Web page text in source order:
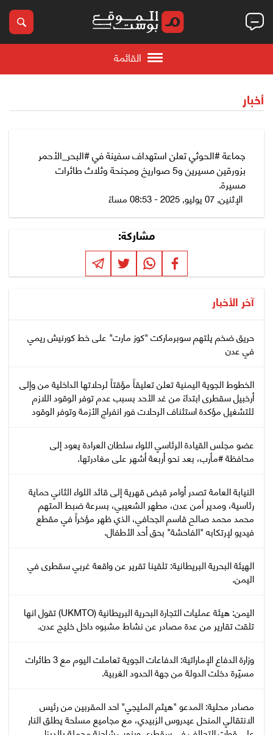
القائمة
أخبار
جماعة #الحوثي تعلن استهداف سفينة في #البحر_الأحمر
بزورقين مسيرين و5 صواريخ ومجنحة وثلاث طائرات
مسيرة.
الإثنين, 07 يوليو, 2025 - 08:53 مساءً
مشاركة:
آخر الأخبار
حريق ضخم يلتهم سوبرماركت "كوز مارت" على خط كورنيش ريمي
في عدن
الخطوط الجوية اليمنية تعلن تعليقاً مؤقتاً لرحلاتها الداخلية من وإلى
أرخبيل سقطرى ابتداءً من غد الأحد بسبب عدم توفر الوقود اللازم
للتشغيل مؤكدة استئناف الرحلات فور انفراج الأزمة وتوفر الوقود
عضو مجلس القيادة الرئاسي اللواء سلطان العرادة يعود إلى
محافظة #مأرب، بعد نحو أربعة أشهر على مغادرتها.
النيابة العامة تصدر أوامر قبض قهرية إلى قائد اللواء الثاني حماية
رئاسية، ومدير أمن عدن، مطهر الشعيبي، بسرعة ضبط المتهم
محمد محمد صالح قاسم الجحافي، الذي ظهر مؤخراً في مقطع
فيديو لإرتكابه "الفاحشة" بحق أحد الأطفال.
‏الهيئة البحرية البريطانية: تلقينا تقرير عن واقعة غربي سقطرى في
اليمن.
اليمن: هيئة عمليات التجارة البحرية البريطانية (UKMTO) تقول انها
تلقت تقارير من عدة مصادر عن نشاط مشبوه داخل خليج عدن.
وزارة الدفاع الإماراتية: الدفاعات الجوية تعاملت اليوم مع 3 طائرات
مسيّرة دخلت الدولة من جهة الحدود الغربية.
مصادر محلية: المدعو "هيثم المليجي" احد المقربين من رئيس
الانتقالي المنحل عيدروس الزبيدي، مع مجاميع مسلحة يطلق النار